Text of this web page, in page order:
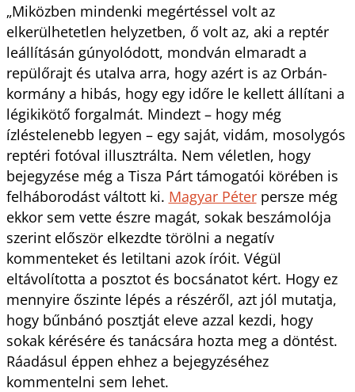
„Miközben mindenki megértéssel volt az
elkerülhetetlen helyzetben, ő volt az, aki a reptér
leállításán gúnyolódott, mondván elmaradt a
repülőrajt és utalva arra, hogy azért is az Orbán-
kormány a hibás, hogy egy időre le kellett állítani a
légikikötő forgalmát. Mindezt – hogy még
ízléstelenebb legyen – egy saját, vidám, mosolygós
reptéri fotóval illusztrálta. Nem véletlen, hogy
bejegyzése még a Tisza Párt támogatói körében is
felháborodást váltott ki. Magyar Péterpersze még
ekkor sem vette észre magát, sokak beszámolója
szerint először elkezdte törölni a negatív
kommenteket és letiltani azok íróit. Végül
eltávolította a posztot és bocsánatot kért. Hogy ez
mennyire őszinte lépés a részéről, azt jól mutatja,
hogy bűnbánó posztját eleve azzal kezdi, hogy
sokak kérésére és tanácsára hozta meg a döntést.
Ráadásul éppen ehhez a bejegyzéséhez
kommentelni sem lehet.